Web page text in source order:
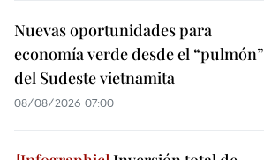
Nuevas oportunidades para
economía verde desde el “pulmón”
del Sudeste vietnamita
08/08/2026 07:00